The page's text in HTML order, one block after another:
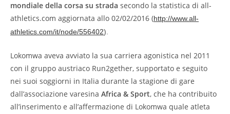
mondiale della corsa su strada secondo la statistica di all-
athletics.com aggiornata allo 02/02/2016 (http://www.all-
athletics.com/it/node/556402).
Lokomwa aveva avviato la sua carriera agonistica nel 2011
con il gruppo austriaco Run2gether, supportato e seguito
nei suoi soggiorni in Italia durante la stagione di gare
dall’associazione varesina Africa & Sport, che ha contribuito
all’inserimento e all’affermazione di Lokomwa quale atleta